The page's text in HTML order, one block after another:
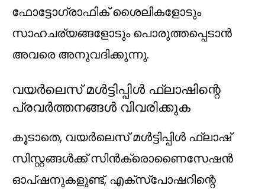
ഫോട്ടോഗ്രാഫിക് ശൈലികളോടും
സാഹചര്യങ്ങളോടും പൊരുത്തപ്പെടാൻ
അവരെ അനുവദിക്കുന്നു.
വയർലെസ് മൾട്ടിപ്പിൾ ഫ്ലാഷിന്റെ
പ്രവർത്തനങ്ങൾ വിവരിക്കുക
കൂടാതെ, വയർലെസ് മൾട്ടിപ്പിൾ ഫ്ലാഷ്
സിസ്റ്റങ്ങൾക്ക് സിൻക്രൊണൈസേഷൻ
ഓപ്ഷനുകളുണ്ട്, എക്സ്പോഷറിന്റെ